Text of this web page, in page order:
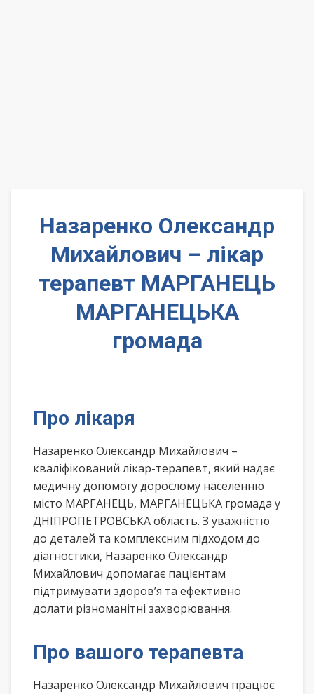
Назаренко Олександр
Михайлович – лікар
терапевт МАРГАНЕЦЬ
МАРГАНЕЦЬКА
громада
Про лікаря
Назаренко Олександр Михайлович –
кваліфікований лікар-терапевт, який надає
медичну допомогу дорослому населенню
місто МАРГАНЕЦЬ, МАРГАНЕЦЬКА громада у
ДНІПРОПЕТРОВСЬКА область. З уважністю
до деталей та комплексним підходом до
діагностики, Назаренко Олександр
Михайлович допомагає пацієнтам
підтримувати здоров’я та ефективно
долати різноманітні захворювання.
Про вашого терапевта
Назаренко Олександр Михайлович працює